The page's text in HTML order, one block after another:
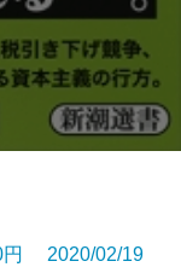
円 2020/02/19